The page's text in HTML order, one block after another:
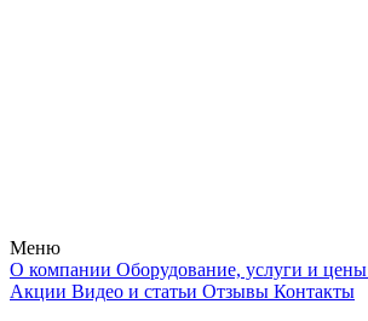
Меню
О компании Оборудование, услуги и цены
Акции Видео и статьи Отзывы Контакты